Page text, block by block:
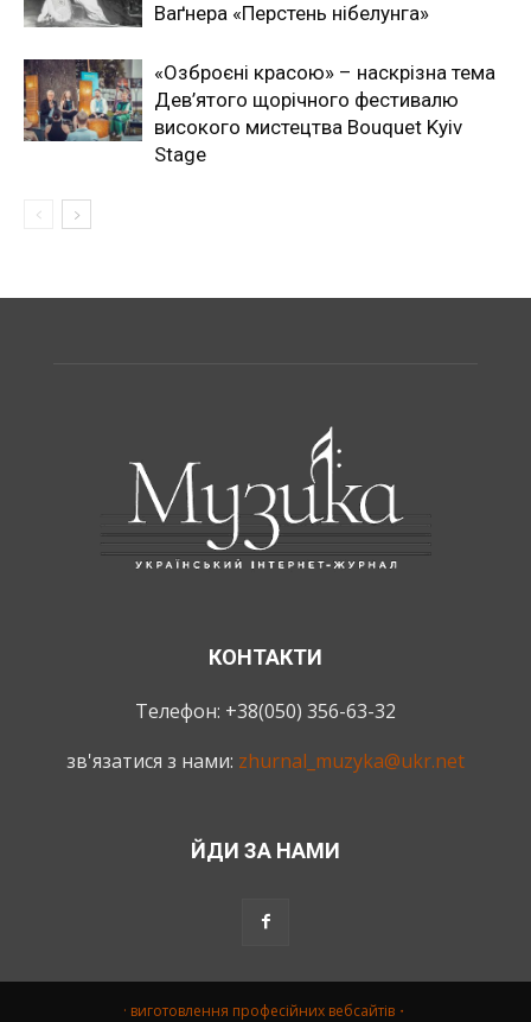
Ваґнера «Перстень нібелунга»
«Озброєні красою» – наскрізна тема
Дев’ятого щорічного фестивалю
високого мистецтва Bouquet Kyiv
Stage
КОНТАКТИ
Телефон: +38(050) 356-63-32
зв'язатися з нами: zhurnal_muzyka@ukr.net
ЙДИ ЗА НАМИ
· виготовлення професійних вебсайтів・